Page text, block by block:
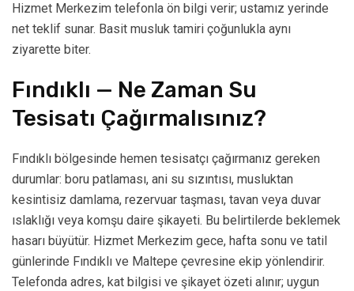
Hizmet Merkezim telefonla ön bilgi verir; ustamız yerinde
net teklif sunar. Basit musluk tamiri çoğunlukla aynı
ziyarette biter.
Fındıklı — Ne Zaman Su
Tesisatı Çağırmalısınız?
Fındıklı bölgesinde hemen tesisatçı çağırmanız gereken
durumlar: boru patlaması, ani su sızıntısı, musluktan
kesintisiz damlama, rezervuar taşması, tavan veya duvar
ıslaklığı veya komşu daire şikayeti. Bu belirtilerde beklemek
hasarı büyütür. Hizmet Merkezim gece, hafta sonu ve tatil
günlerinde Fındıklı ve Maltepe çevresine ekip yönlendirir.
Telefonda adres, kat bilgisi ve şikayet özeti alınır; uygun